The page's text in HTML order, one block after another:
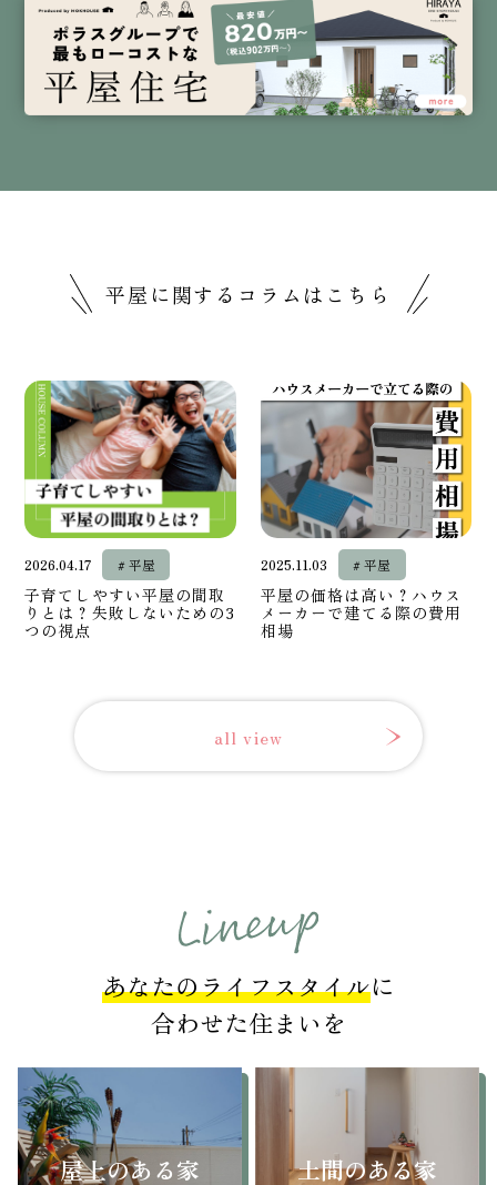
平屋に関するコラムはこちら
2026.04.17 # 平屋
子育てしやすい平屋の間取
りとは？失敗しないための3
つの視点
2025.11.03 # 平屋
平屋の価格は高い？ハウス
メーカーで建てる際の費用
相場
all view
あなたのライフスタイルに
合わせた住まいを
屋上のある家 土間のある家